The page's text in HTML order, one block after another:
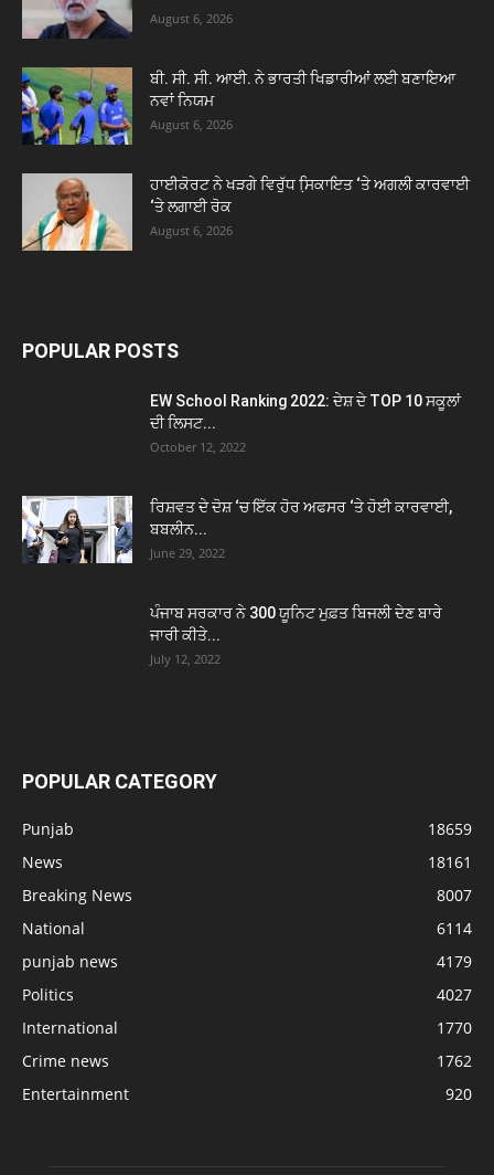
August 6, 2026
ਬੀ. ਸੀ. ਸੀ. ਆਈ. ਨੇ ਭਾਰਤੀ ਖਿਡਾਰੀਆਂ ਲਈ ਬਣਾਇਆ
ਨਵਾਂ ਨਿਯਮ
August 6, 2026
ਹਾਈਕੋਰਟ ਨੇ ਖੜਗੇ ਵਿਰੁੱਧ ਸਿ਼ਕਾਇਤ ‘ਤੇ ਅਗਲੀ ਕਾਰਵਾਈ
‘ਤੇ ਲਗਾਈ ਰੋਕ
August 6, 2026
POPULAR POSTS
EW School Ranking 2022: ਦੇਸ਼ ਦੇ TOP 10 ਸਕੂਲਾਂ
ਦੀ ਲਿਸਟ...
October 12, 2022
ਰਿਸ਼ਵਤ ਦੇ ਦੋਸ਼ ‘ਚ ਇੱਕ ਹੋਰ ਅਫਸਰ ‘ਤੇ ਹੋਈ ਕਾਰਵਾਈ,
ਬਬਲੀਨ...
June 29, 2022
ਪੰਜਾਬ ਸਰਕਾਰ ਨੇ 300 ਯੂਨਿਟ ਮੁਫ਼ਤ ਬਿਜਲੀ ਦੇਣ ਬਾਰੇ
ਜਾਰੀ ਕੀਤੇ...
July 12, 2022
POPULAR CATEGORY
Punjab
18659
News
18161
Breaking News
8007
National
6114
punjab news
4179
Politics
4027
International
1770
Crime news
1762
Entertainment
920